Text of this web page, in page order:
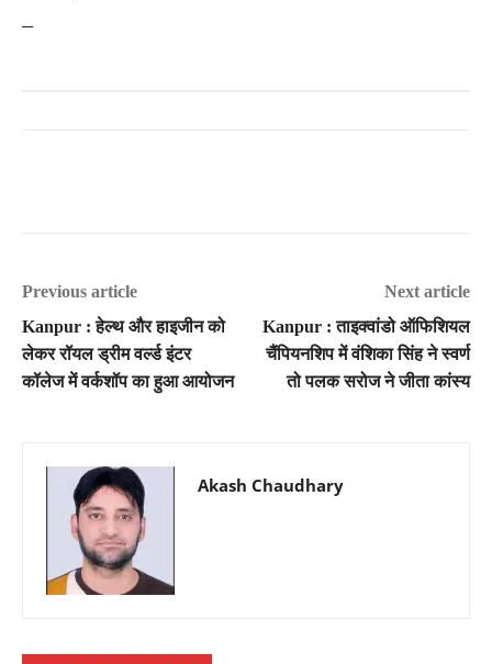
–
Previous article
Kanpur : हेल्थ और हाइजीन को
लेकर रॉयल ड्रीम वर्ल्ड इंटर
कॉलेज में वर्कशॉप का हुआ आयोजन
Next article
Kanpur : ताइक्वांडो ऑफिशियल
चैंपियनशिप में वंशिका सिंह ने स्वर्ण
तो पलक सरोज ने जीता कांस्य
Akash Chaudhary